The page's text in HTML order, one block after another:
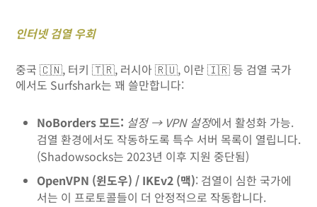
인터넷 검열 우회
중국 🇨🇳, 터키 🇹🇷, 러시아 🇷🇺, 이란 🇮🇷 등 검열 국가
에서도 Surfshark는 꽤 쓸만합니다:
NoBorders 모드: 설정 → VPN 설정에서 활성화 가능.
검열 환경에서도 작동하도록 특수 서버 목록이 열립니다.
(Shadowsocks는 2023년 이후 지원 중단됨)
OpenVPN (윈도우) / IKEv2 (맥): 검열이 심한 국가에
서는 이 프로토콜들이 더 안정적으로 작동합니다.